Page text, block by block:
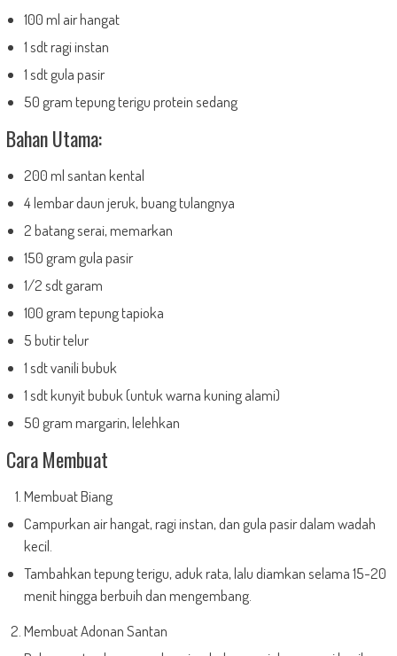
100 ml air hangat
1 sdt ragi instan
1 sdt gula pasir
50 gram tepung terigu protein sedang
Bahan Utama:
200 ml santan kental
4 lembar daun jeruk, buang tulangnya
2 batang serai, memarkan
150 gram gula pasir
1/2 sdt garam
100 gram tepung tapioka
5 butir telur
1 sdt vanili bubuk
1 sdt kunyit bubuk (untuk warna kuning alami)
50 gram margarin, lelehkan
Cara Membuat
Membuat Biang
Campurkan air hangat, ragi instan, dan gula pasir dalam wadah
kecil.
Tambahkan tepung terigu, aduk rata, lalu diamkan selama 15-20
menit hingga berbuih dan mengembang.
Membuat Adonan Santan